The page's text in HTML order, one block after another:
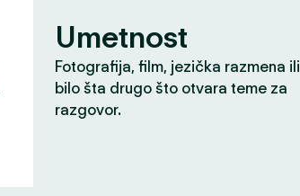
Umetnost
Fotografija, film, jezička razmena ili
bilo šta drugo što otvara teme za
razgovor.